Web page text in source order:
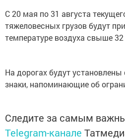
С 20 мая по 31 августа
тяжеловесных грузов будут
температуре воздуха свыше 32
На дорогах будут
знаки, напоминающие об
Следите за самым
Telegram-канале